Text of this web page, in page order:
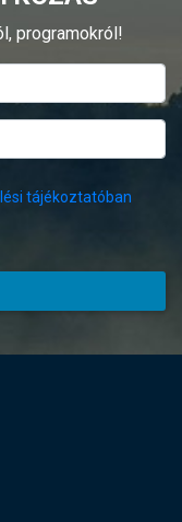
programokról!
tájékoztatóban